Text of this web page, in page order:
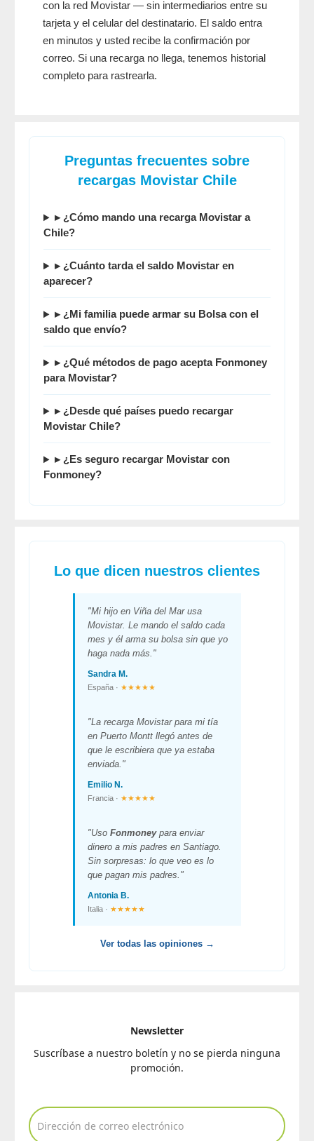
con la red Movistar — sin intermediarios entre su
tarjeta y el celular del destinatario. El saldo entra
en minutos y usted recibe la confirmación por
correo. Si una recarga no llega, tenemos historial
completo para rastrearla.
Preguntas frecuentes sobre
recargas Movistar Chile
▸ ¿Cómo mando una recarga Movistar a
Chile?
▸ ¿Cuánto tarda el saldo Movistar en
aparecer?
▸ ¿Mi familia puede armar su Bolsa con el
saldo que envío?
▸ ¿Qué métodos de pago acepta Fonmoney
para Movistar?
▸ ¿Desde qué países puedo recargar
Movistar Chile?
▸ ¿Es seguro recargar Movistar con
Fonmoney?
Lo que dicen nuestros clientes
"Mi hijo en Viña del Mar usa
Movistar. Le mando el saldo cada
mes y él arma su bolsa sin que yo
haga nada más."
Sandra M.
España · ★★★★★
"La recarga Movistar para mi tía
en Puerto Montt llegó antes de
que le escribiera que ya estaba
enviada."
Emilio N.
Francia · ★★★★★
"Uso Fonmoneypara enviar
dinero a mis padres en Santiago.
Sin sorpresas: lo que veo es lo
que pagan mis padres."
Antonia B.
Italia · ★★★★★
Ver todas las opiniones →
Newsletter
Suscríbase a nuestro boletín y no se pierda ninguna
promoción.